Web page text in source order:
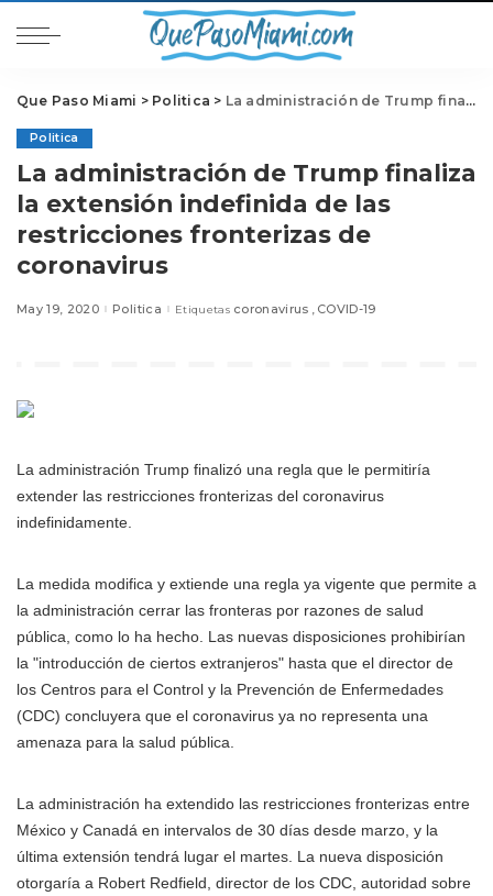
Que Paso Miami > Politica > La administración de Trump finaliza la extensión indefinida de las restricciones fronterizas de coronavirus
Politica
La administración de Trump finaliza
la extensión indefinida de las
restricciones fronterizas de
coronavirus
May 19, 2020 Politica Etiquetas coronavirus COVID-19
La administración Trump finalizó una regla que le permitiría
extender las restricciones fronterizas del coronavirus
indefinidamente.
La medida modifica y extiende una regla ya vigente que permite a
la administración cerrar las fronteras por razones de salud
pública, como lo ha hecho. Las nuevas disposiciones prohibirían
la "introducción de ciertos extranjeros" hasta que el director de
los Centros para el Control y la Prevención de Enfermedades
(CDC) concluyera que el coronavirus ya no representa una
amenaza para la salud pública.
La administración ha extendido las restricciones fronterizas entre
México y Canadá en intervalos de 30 días desde marzo, y la
última extensión tendrá lugar el martes. La nueva disposición
otorgaría a Robert Redfield, director de los CDC, autoridad sobre